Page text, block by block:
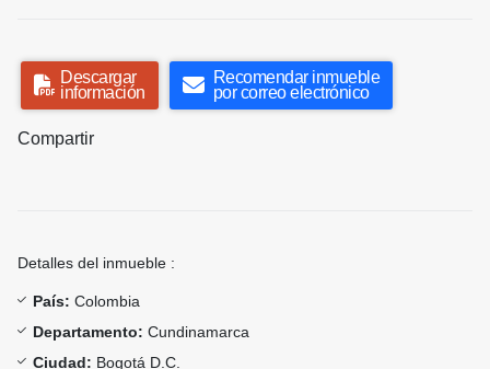
Descargar
información
Recomendar inmueble
por correo electrónico
Compartir
Detalles del inmueble :
País: Colombia
Departamento: Cundinamarca
Ciudad: Bogotá D.C.